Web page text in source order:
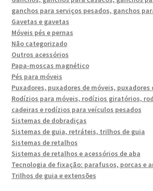
ganchos para serviços pesados, ganchos
Gavetas e gavetas
Móveis pés e pernas
Não categorizado
Outros acessórios
Papa-moscas magnético
Pés para móveis
Puxadores, puxadores de móveis, puxadores
Rodízios para móveis, rodízios giratórios,
cadeiras e rodízios para veículos pesados
Sistemas de dobradiças
Sistemas de guia, retráteis, trilhos de guia
Sistemas de retalhos
Sistemas de retalhos e acessórios de aba
Tecnologia de fixação: parafusos, porcas e
Trilhos de guia e extensões